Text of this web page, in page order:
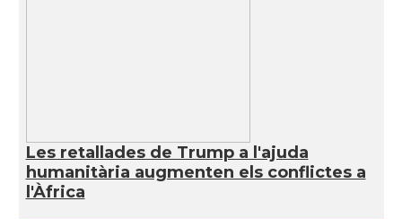
Les retallades de Trump a l'ajuda
humanitària augmenten els conflictes a
l'Àfrica